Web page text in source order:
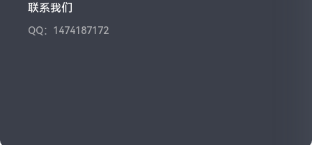
联系我们
QQ：1474187172